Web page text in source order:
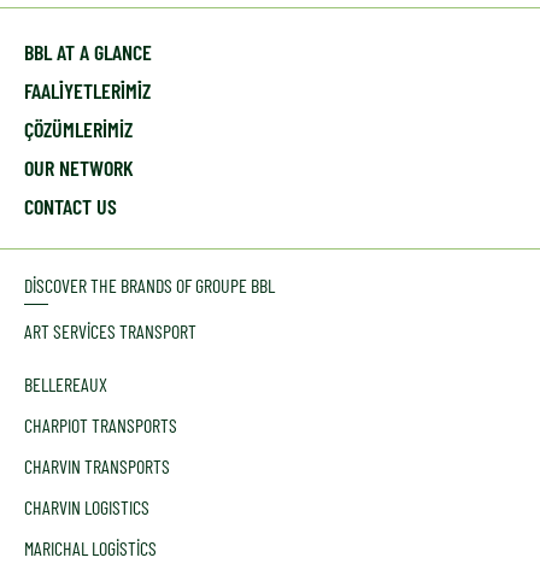
BBL AT A GLANCE
FAALİYETLERİMİZ
ÇÖZÜMLERIMIZ
OUR NETWORK
CONTACT US
DISCOVER THE BRANDS OF GROUPE BBL
ART SERVICES TRANSPORT
BELLEREAUX
CHARPIOT TRANSPORTS
CHARVIN TRANSPORTS
CHARVIN LOGISTICS
MARICHAL LOGISTICS